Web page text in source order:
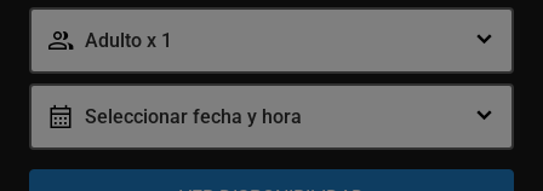
Adulto x 1
Seleccionar fecha y hora